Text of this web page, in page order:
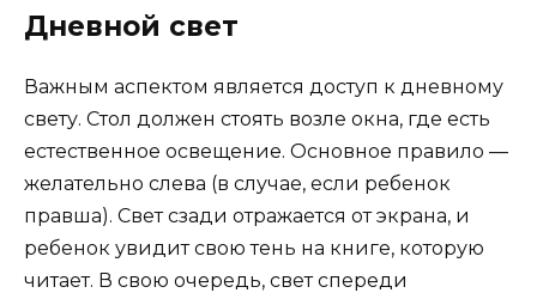
Дневной свет
Важным аспектом является доступ к дневному
свету. Стол должен стоять возле окна, где есть
естественное освещение. Основное правило —
желательно слева (в случае, если ребенок
правша). Свет сзади отражается от экрана, и
ребенок увидит свою тень на книге, которую
читает. В свою очередь, свет спереди